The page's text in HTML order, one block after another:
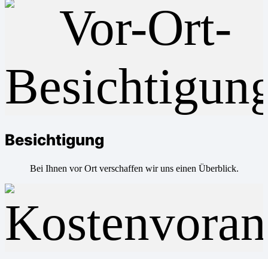
Besichtigung
Bei Ihnen vor Ort verschaffen wir uns einen Überblick.